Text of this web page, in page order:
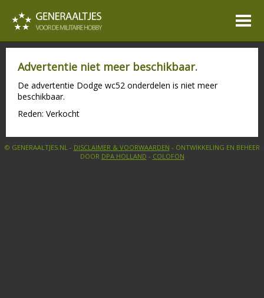
Advertentie niet meer beschikbaar.
De advertentie Dodge wc52 onderdelen is niet meer
beschikbaar.
Reden: Verkocht
© GENERAALTJES.NL - DISCLAIMER & VOORWAARDEN - ONTWIKKELING EN BEHEER
DOOR DPA HOLLAND - COLOFON